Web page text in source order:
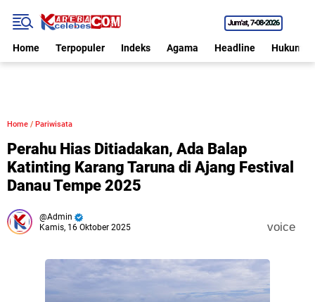
Jum'at 7•08•2026
Home Terpopuler Indeks Agama Headline Hukum
Home / Pariwisata
Perahu Hias Ditiadakan, Ada Balap
Katinting Karang Taruna di Ajang Festival
Danau Tempe 2025
Admin
Kamis, 16 Oktober 2025
voice